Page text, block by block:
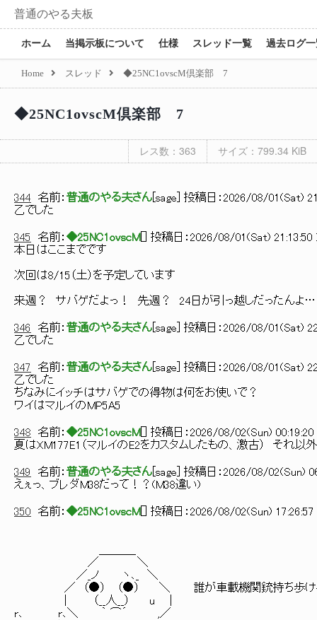
普通のやる夫板
ホーム 当掲示板について 仕様 スレッド一覧 過去ログ
Home スレッド ◆25NC1ovscM倶楽部 7
◆25NC1ovscM倶楽部 7
レス数：363 サイズ：799.34 KiB
344 名前： 普通のやる夫さん sage ] 投稿日： 2026/08/01(Sat)
乙でした
345 名前： ◆25NC1ovscM ] 投稿日： 2026/08/01(Sat) 21:13:50
本日はここまでです
次回は8/15（土）を予定しています
来週？ サバゲだよっ！ 先週？ 24日が引っ越しだったんよ
346 名前： 普通のやる夫さん sage ] 投稿日： 2026/08/01(Sat)
乙でした
347 名前： 普通のやる夫さん sage ] 投稿日： 2026/08/01(Sat)
乙でした
ちなみにイッチはサバゲでの得物は何をお使いで？
ワイはマルイのMP5A5
348 名前： ◆25NC1ovscM ] 投稿日： 2026/08/02(Sun) 00:19:20
夏はXM177E1（マルイのE2をカスタムしたもの、激古） それ以
349 名前： 普通のやる夫さん sage ] 投稿日： 2026/08/02(Sun)
えぇっ、ブレダM38だって！？(M38違い)
350 名前： ◆25NC1ovscM ] 投稿日： 2026/08/02(Sun) 17:26:57
／ ＼
／_ノ ヽ､_ ＼
／ （●） （●） ＼ 誰が車載機関銃持ち歩け
| （__人__） u |
r､ r､＼ ｀ ⌒´ ,／